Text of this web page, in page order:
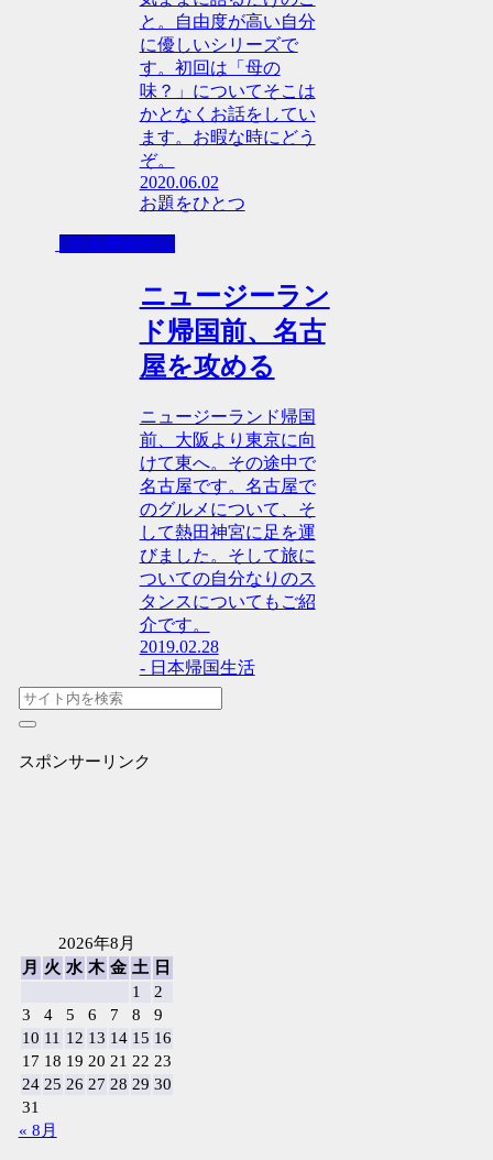
と。自由度が高い自分
に優しいシリーズで
す。初回は「母の
味？」についてそこは
かとなくお話をしてい
ます。お暇な時にどう
ぞ。
2020.06.02
お題をひとつ
- 日本帰国生活
ニュージーラン
ド帰国前、名古
屋を攻める
ニュージーランド帰国
前、大阪より東京に向
けて東へ。その途中で
名古屋です。名古屋で
のグルメについて、そ
して熱田神宮に足を運
びました。そして旅に
ついての自分なりのス
タンスについてもご紹
介です。
2019.02.28
- 日本帰国生活
スポンサーリンク
2026年8月
月
火 水 木 金 土
日
1
2
3
4 5 6 7 8
9
10 11 12 13 14 15 16
17 18 19 20 21 22 23
24 25 26 27 28 29 30
31
« 8月